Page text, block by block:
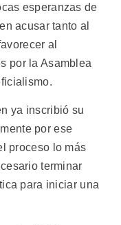
esperanzas de
acusar tanto al
al
por la Asamblea
ya inscribió su
por ese
proceso lo más
terminar
para iniciar una